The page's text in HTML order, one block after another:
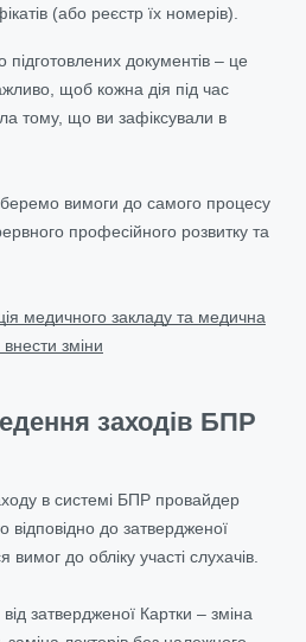
(або реєстр їх номерів).
документів – це
щоб кожна дія під час
тому, що ви зафіксували в
вимоги до самого процесу
професійного розвитку та
медичного закладу та медична
зміни
заходів БПР
в системі БПР провайдер
відповідно до затвердженої
до обліку участі слухачів.
від затвердженої Картки – зміна